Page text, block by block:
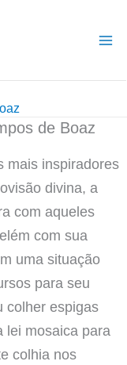
de Boaz
mais inspiradores
divina, a
com aqueles
com sua
uma situação
para seu
colher espigas
lei mosaica para
colhia nos